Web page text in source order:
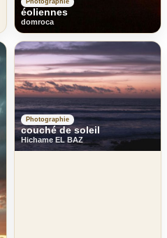
éoliennes
domroca
Photographie
couché de soleil
Hichame EL BAZ